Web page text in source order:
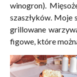
winogron).
szaszłyków. Moje
grillowane
figowe, które